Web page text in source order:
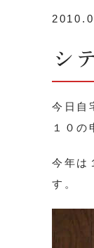
シ
今日自
１０の
今年は
す。